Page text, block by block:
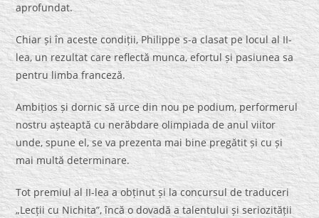
aprofundat.
Chiar și în aceste condiții, Philippe s-a clasat pe locul al II-
lea, un rezultat care reflectă munca, efortul și pasiunea sa
pentru limba franceză.
Ambițios și dornic să urce din nou pe podium, performerul
nostru așteaptă cu nerăbdare olimpiada de anul viitor
unde, spune el, se va prezenta mai bine pregătit și cu și
mai multă determinare.
Tot premiul al II-lea a obținut și la concursul de traduceri
„Lecții cu Nichita”, încă o dovadă a talentului și seriozității